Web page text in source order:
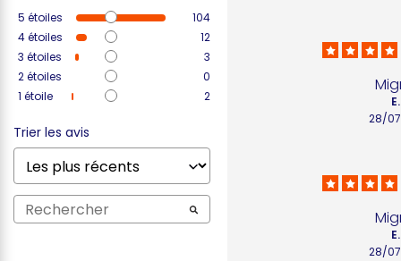
5 étoiles
104
4étoiles
12
3 étoiles
3
2étoiles
0
1 étoile 2
Trier les avis
28/
28/